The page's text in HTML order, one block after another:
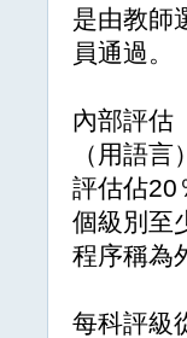
是由教師
員通過。
內部評估
（用語
評估佔20
個級別至
程序稱為
每科評級